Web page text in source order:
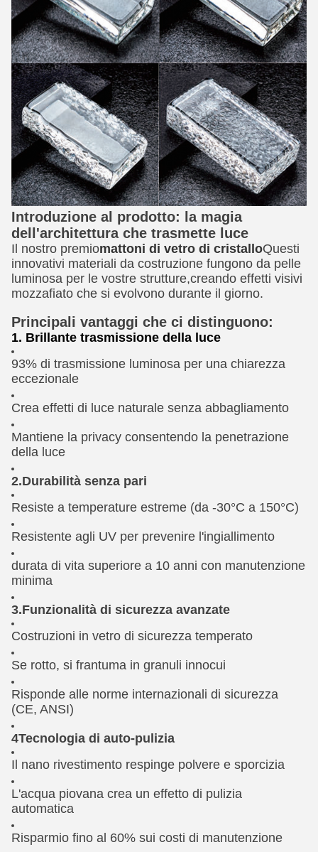
Introduzione al prodotto: la magia
dell'architettura che trasmette luce
Il nostro premiomattoni di vetro di cristalloQuesti
innovativi materiali da costruzione fungono da pelle
luminosa per le vostre strutture,creando effetti visivi
mozzafiato che si evolvono durante il giorno.
Principali vantaggi che ci distinguono:
1. Brillante trasmissione della luce
93% di trasmissione luminosa per una chiarezza
eccezionale
Crea effetti di luce naturale senza abbagliamento
Mantiene la privacy consentendo la penetrazione
della luce
2.Durabilità senza pari
Resiste a temperature estreme (da -30°C a 150°C)
Resistente agli UV per prevenire l'ingiallimento
durata di vita superiore a 10 anni con manutenzione
minima
3.Funzionalità di sicurezza avanzate
Costruzioni in vetro di sicurezza temperato
Se rotto, si frantuma in granuli innocui
Risponde alle norme internazionali di sicurezza
(CE, ANSI)
4Tecnologia di auto-pulizia
Il nano rivestimento respinge polvere e sporcizia
L'acqua piovana crea un effetto di pulizia
automatica
Risparmio fino al 60% sui costi di manutenzione